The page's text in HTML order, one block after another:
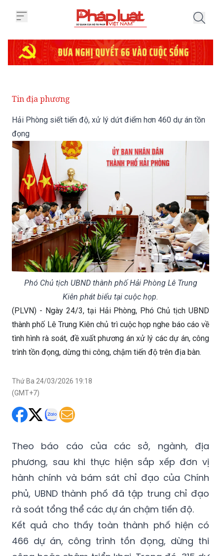
Hải Phòng siết tiến độ, xử lý dứt điểm hơn 460 dự án tồn
Phó Chủ tịch UBND thành phố Hải Phòng Lê Trung
Kiên phát biểu tại cuộc họp.
(PLVN) - Ngày 24/3, tại Hải Phòng, Phó Chủ tịch UBND
thành phố Lê Trung Kiên chủ trì cuộc họp nghe báo cáo về
tình hình rà soát, đề xuất phương án xử lý các dự án, công
trình tồn đọng, dừng thi công, chậm tiến độ trên địa bàn.
Thứ Ba 24/03/2026 19:18
Theo báo cáo của các sở, ngành, địa
hành chính và bám sát chỉ đạo của Chính
phủ, UBND thành phố đã tập trung chỉ đạo
rà soát tổng thể các dự án chậm tiến độ.
Kết quả cho thấy toàn thành phố hiện có
466 dự án, công trình tồn đọng, dừng thi
công hoặc chậm triển khai. Trong đó, 315 dự
án đã được giải quyết hoặc có phương án